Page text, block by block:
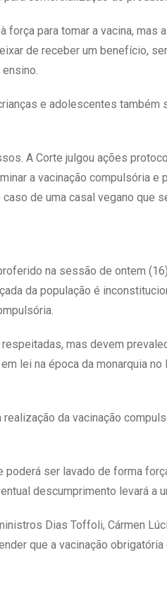
para tomar a vacina, mas
de receber um benefício,
e adolescentes também
A Corte julgou ações
a vacinação compulsória e
de uma casal vegano que
na sessão de ontem
da população é
mas devem
lei na época da monarquia no
da vacinação
ser lavado de forma
descumprimento levará a
Dias Toffoli, Cármen
que a vacinação